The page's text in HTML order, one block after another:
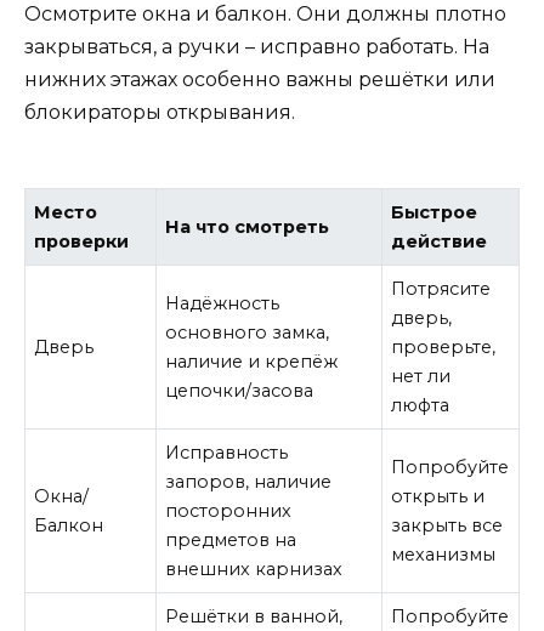
Осмотрите окна и балкон. Они должны плотно
закрываться, а ручки – исправно работать. На
нижних этажах особенно важны решётки или
блокираторы открывания.
Место
проверки
На что смотреть
Быстрое
действие
Дверь
Надёжность
основного замка,
наличие и крепёж
цепочки/засова
Потрясите
дверь,
проверьте,
нет ли
люфта
Окна/
Балкон
Исправность
запоров, наличие
посторонних
предметов на
внешних карнизах
Попробуйте
открыть и
закрыть все
механизмы
Решётки в ванной,
Попробуйте